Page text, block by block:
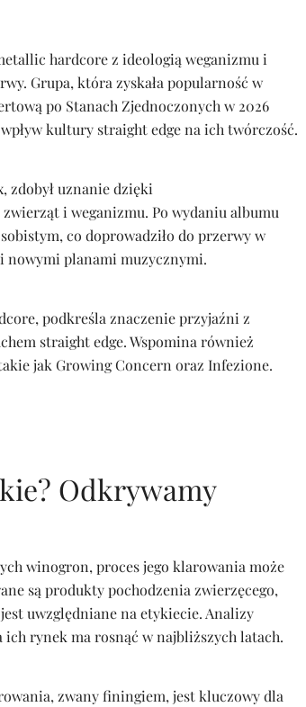
hardcore z ideologią weganizmu i
Grupa, która zyskała popularność w
po Stanach Zjednoczonych w 2026
kultury straight edge na ich twórczość.
zdobył uznanie dzięki
i weganizmu. Po wydaniu albumu
co doprowadziło do przerwy w
nowymi planami muzycznymi.
podkreśla znaczenie przyjaźni z
straight edge. Wspomina również
jak Growing Concern oraz Infezione.
Odkrywamy
winogron, proces jego klarowania może
są produkty pochodzenia zwierzęcego,
uwzględniane na etykiecie. Analizy
rynek ma rosnąć w najbliższych latach.
zwany finingiem, jest kluczowy dla